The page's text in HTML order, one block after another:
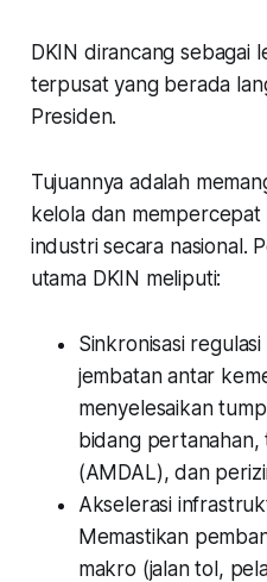
DKIN dirancang sebagai
terpusat yang berada
Presiden.
Tujuannya adalah
kelola dan
industri secara nasional.
utama DKIN meliputi:
Sinkronisasi
jembatan antar
menyelesaikan
bidang pertanahan,
(AMDAL), dan
Akselerasi
Memastikan
makro (jalan tol,